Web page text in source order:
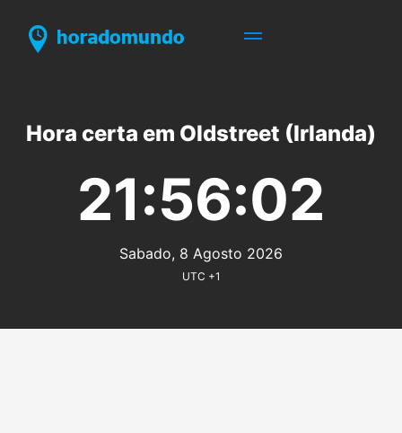
Hora certa em Oldstreet (Irlanda)
21:56:02
Sabado, 8 Agosto 2026
UTC +1